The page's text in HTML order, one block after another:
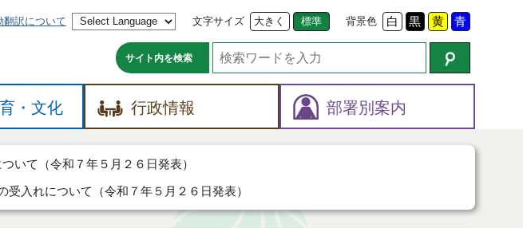
翻訳について 文字サイズ 大きく 標準 背景色 白 黒 黄 青
サイト内を検索
・文化 行政情報 部署別案内
いて（令和７年５月２６日発表）
受入れについて（令和７年５月２６日発表）